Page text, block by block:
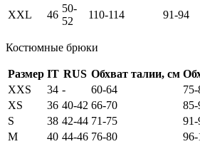
XXL 46
50-
52
110-114 91-94
Костюмные брюки
Размер IT RUS Обхват талии, см
XXS
34 - 60-64
XS
36 40-42 66-70
85-
S
38 42-44 71-75
91-
M
40 44-46 76-80
96-